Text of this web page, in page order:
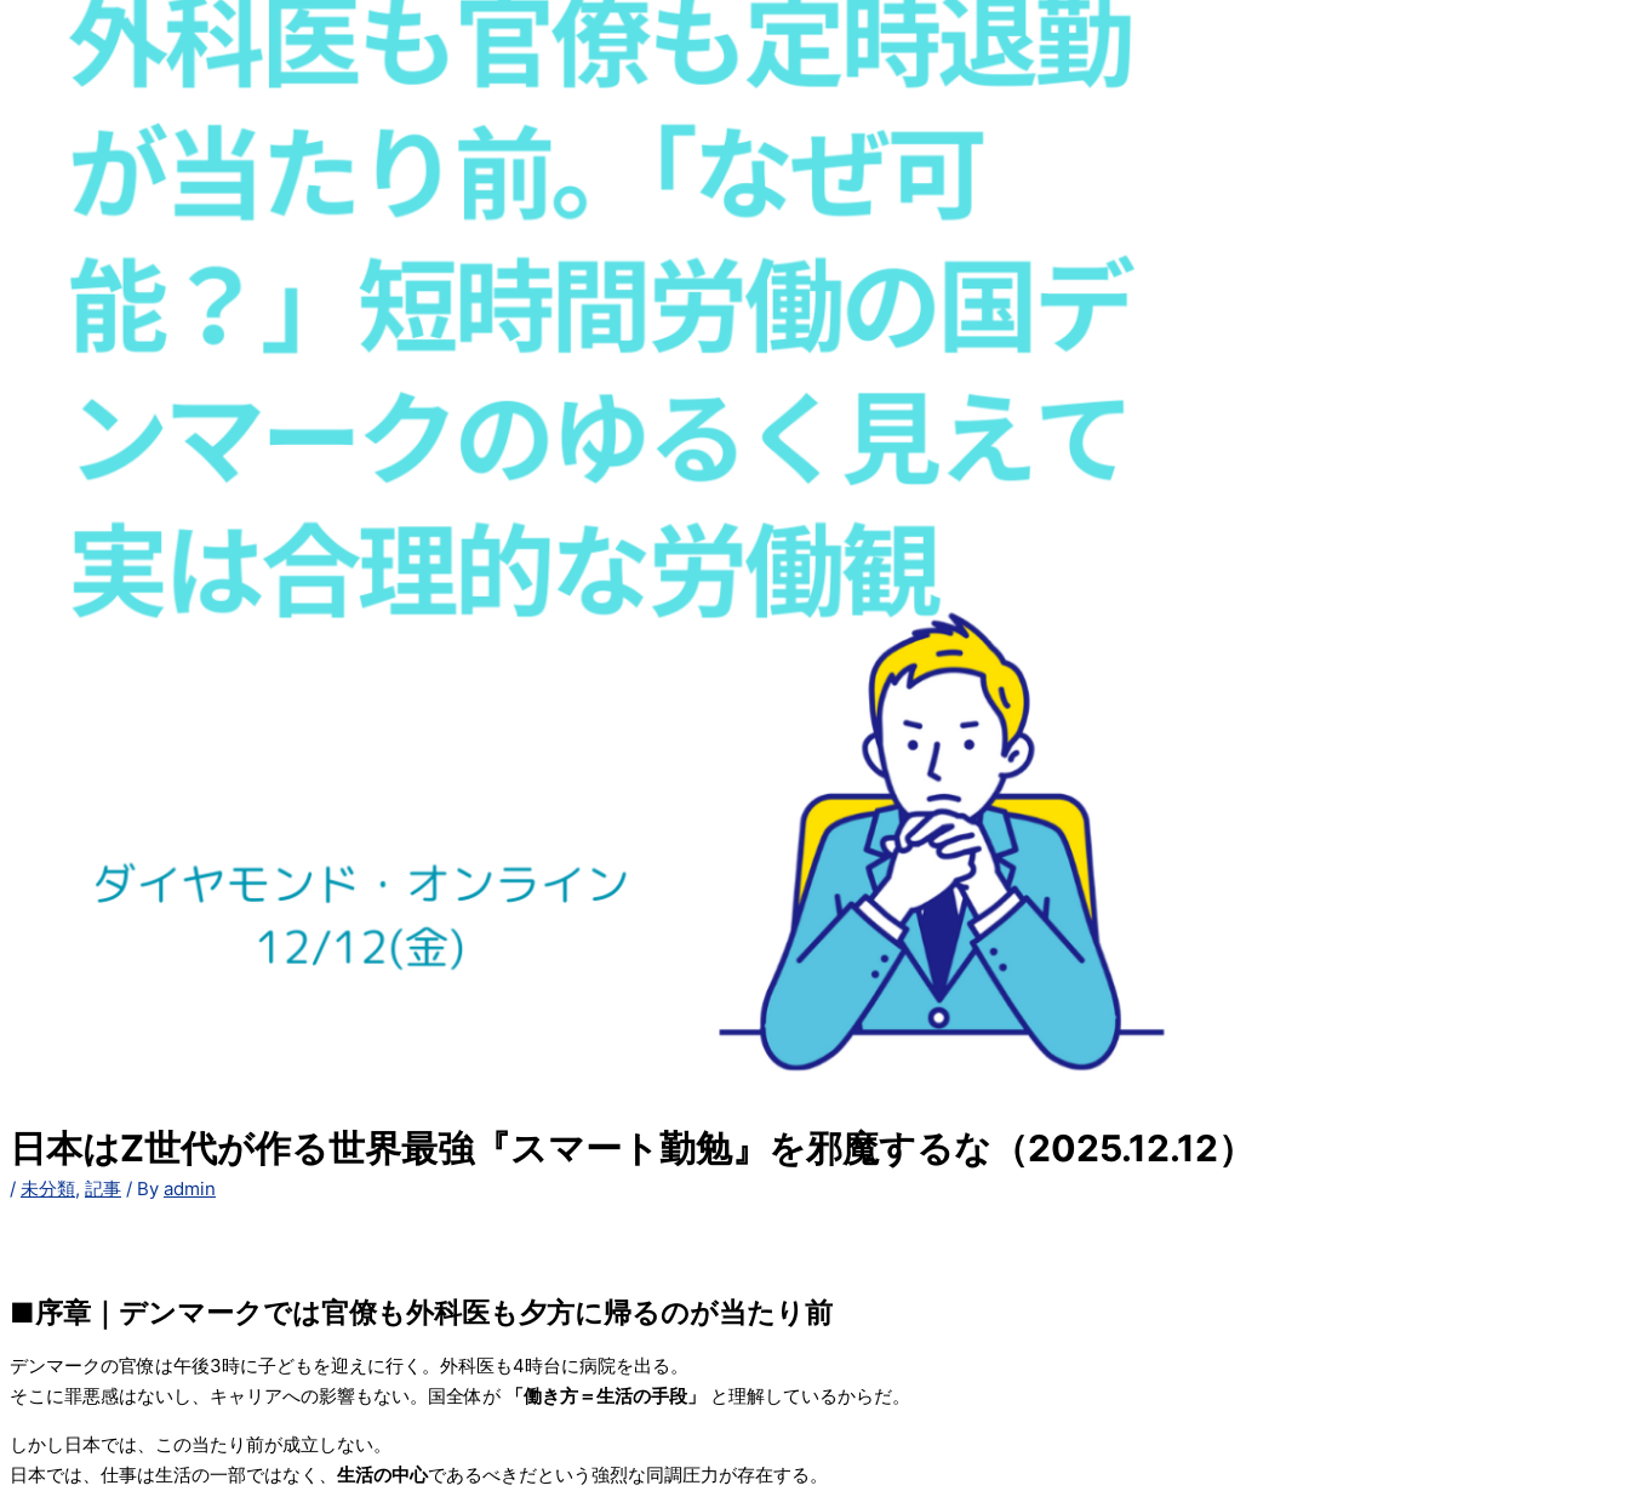
日本はZ世代が作る世界最強『スマート勤勉』を邪魔するな（2025.12.12）
/ 未分類, 記事 / By admin
■序章｜デンマークでは官僚も外科医も夕方に帰るのが当たり前
デンマークの官僚は午後3時に子どもを迎えに行く。外科医も4時台に病院を出る。
そこに罪悪感はないし、キャリアへの影響もない。国全体が
「働き方＝生活の手段」 と理解しているからだ。
しかし日本では、この当たり前が成立しない。
日本では、仕事は生活の一部ではなく、 生活の中心であるべきだという強烈な同調圧力が存在する。